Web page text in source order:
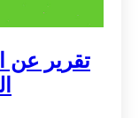
تقرير عن